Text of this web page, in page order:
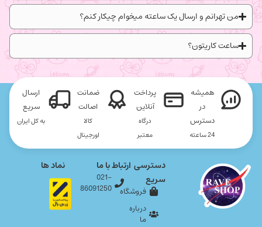
من تهرانم و ارسال یک ساعته میخوام چیکار کنم؟
ساعت کاریتون؟
همیشه
در
دسترس
24 ساعته
پرداخت
آنلاین
درگاه
معتبر
ضمانت
اصالت
کالا
اورجینال
ارسال
سریع
به کل ایران
دسترسی
سریع
فروشگاه
درباره
ما
ارتباط با ما
021-
86091250
نماد ها